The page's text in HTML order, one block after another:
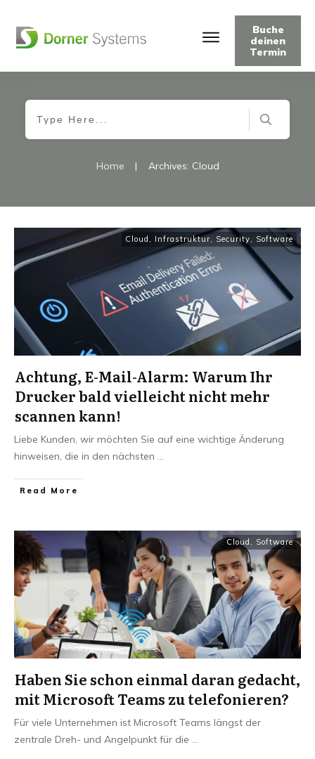
Buche
deinen
Termin
Home | Archives: Cloud
Cloud , Infrastruktur, Security, Software
Achtung, E-Mail-Alarm: Warum Ihr
Drucker bald vielleicht nicht mehr
scannen kann!
Liebe Kunden, wir möchten Sie auf eine wichtige Änderung
hinweisen, die in den nächsten ...
Read More
Cloud , Software
Haben Sie schon einmal daran gedacht,
mit Microsoft Teams zu telefonieren?
Für viele Unternehmen ist Microsoft Teams längst der
zentrale Dreh- und Angelpunkt für die ...